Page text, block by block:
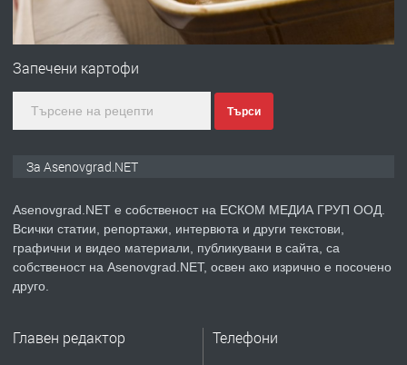
Професионална зеленчукорезачка
преди 2 години
ПРЕДЛАГА
Давам индивидуалани уроци по
Запечени картофи
Търси
За Asenovgrad.NET
Asenovgrad.NET е собственост на ЕСКОМ МЕДИА ГРУП ООД.
Всички статии, репортажи, интервюта и други текстови,
графични и видео материали, публикувани в сайта, са
собственост на Asenovgrad.NET, освен ако изрично е посочено
друго.
Главен редактор Телефони